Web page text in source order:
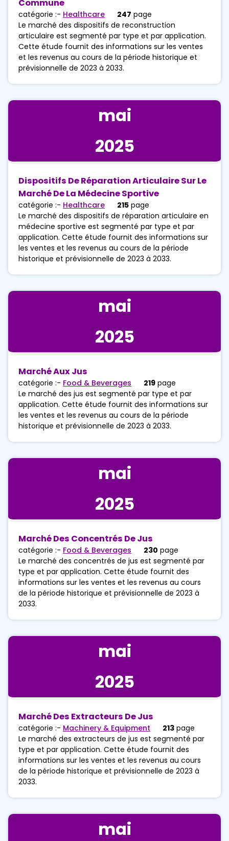
Commune
catégorie :- Healthcare 247 page
Le marché des dispositifs de reconstruction
articulaire est segmenté par type et par application.
Cette étude fournit des informations sur les ventes
et les revenus au cours de la période historique et
prévisionnelle de 2023 à 2033.
mai
2025
Dispositifs De Réparation Articulaire Sur Le
Marché De La Médecine Sportive
catégorie :- Healthcare 215 page
Le marché des dispositifs de réparation articulaire en
médecine sportive est segmenté par type et par
application. Cette étude fournit des informations sur
les ventes et les revenus au cours de la période
historique et prévisionnelle de 2023 à 2033.
mai
2025
Marché Aux Jus
catégorie :- Food & Beverages 219 page
Le marché des jus est segmenté par type et par
application. Cette étude fournit des informations sur
les ventes et les revenus au cours de la période
historique et prévisionnelle de 2023 à 2033.
mai
2025
Marché Des Concentrés De Jus
catégorie :- Food & Beverages 230 page
Le marché des concentrés de jus est segmenté par
type et par application. Cette étude fournit des
informations sur les ventes et les revenus au cours
de la période historique et prévisionnelle de 2023 à
2033.
mai
2025
Marché Des Extracteurs De Jus
catégorie :- Machinery & Equipment 213 page
Le marché des extracteurs de jus est segmenté par
type et par application. Cette étude fournit des
informations sur les ventes et les revenus au cours
de la période historique et prévisionnelle de 2023 à
2033.
mai